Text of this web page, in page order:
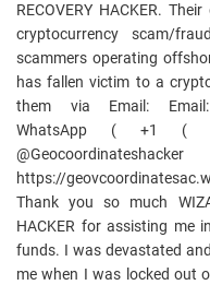
RECOVERY HACKER.
cryptocurrency scam/
scammers operating
has fallen victim to a
them via Email: Email:
WhatsApp ( +1 (
https://
Thank you so much
HACKER for assisting me
funds. I was devastated
me when I was locked out